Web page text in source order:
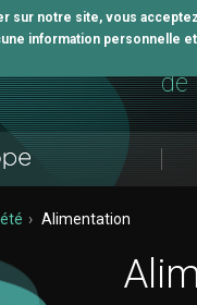
sur notre site, vous
information personnelle
de
Alimentation